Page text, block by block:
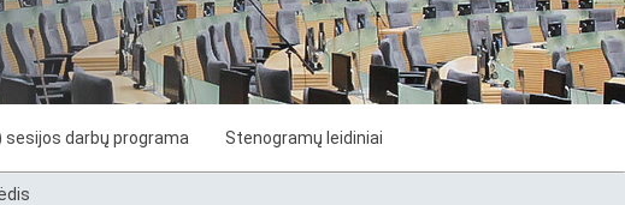
sesijos darbų programa Stenogramų leidiniai